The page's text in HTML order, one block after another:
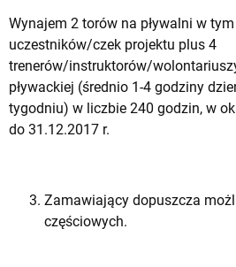
Wynajem 2 torów na pływalni w
uczestników/czek projektu plus 4
trenerów/instruktorów/
pływackiej (średnio 1-4 godziny
tygodniu) w liczbie 240 godzin, w
do 31.12.2017 r.
Zamawiający dopuszcza
częściowych.